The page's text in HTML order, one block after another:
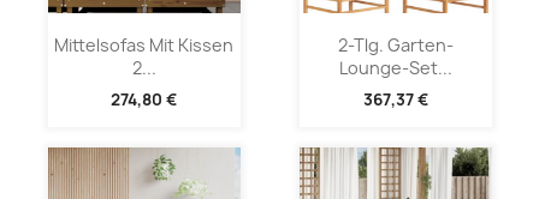
Mittelsofas Mit Kissen
2...
274,80 €
2-Tlg. Garten-
Lounge-Set...
367,37 €